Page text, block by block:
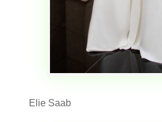
Elie Saab